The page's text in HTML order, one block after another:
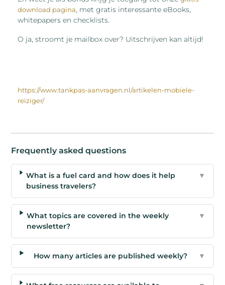
download pagina, met gratis interessante eBooks,
whitepapers en checklists.
O ja, stroomt je mailbox over? Uitschrijven kan altijd!
https://www.tankpas-aanvragen.nl/artikelen-mobiele-
reiziger/
Frequently asked questions
What is a fuel card and how does it help
business travelers?
▼
What topics are covered in the weekly
newsletter?
▼
How many articles are published weekly? ▼